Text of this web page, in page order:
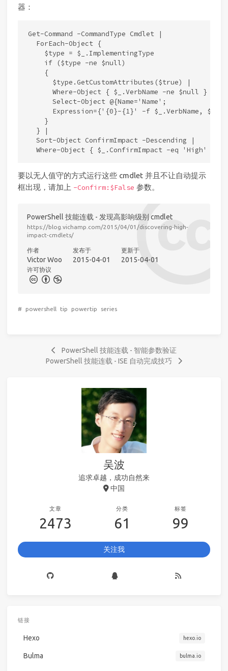
器：
Get-Command -CommandType Cmdlet |
  ForEach-Object {
    $type = $_.ImplementingType
    if ($type -ne $null)
    {
      $type.GetCustomAttributes($true) |
      Where-Object { $_.VerbName -ne $null } |
      Select-Object @{Name='Name';
Expression={'{0}-{1}' -f $_.VerbName,
    }
  } |
  Sort-Object ConfirmImpact -Descending |
要以无人值守的方式运行这些 cmdlet 并且不让自动提示
框出现，请加上 -Confirm:$False 参数。
PowerShell 技能连载 - 发现高影响级别 cmdlet
https://blog.vichamp.com/2015/04/01/discovering-high-
impact-cmdlets/
作者
Victor Woo
发布于
2015-04-01
更新于
2015-04-01
许可协议
# powershell tip powertip series
PowerShell 技能连载 - 智能参数验证
PowerShell 技能连载 - ISE 自动完成技巧
吴波
追求卓越，成功自然来
中国
文章
2473
分类
61
标签
99
关注我
链接
Hexo hexo.io
Bulma bulma.io